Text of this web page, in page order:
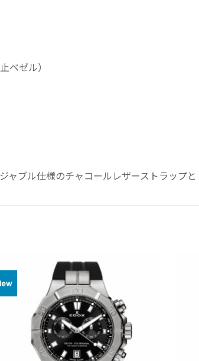
ベゼル）
ャブル仕様のチャコールレザーストラップ